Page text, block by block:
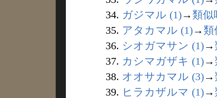
34. ガジマル (1)→ 類似
35. アタカマル (1)→ 類
36. シオガマサン (1)→
37. カシマガザキ (1)→
38. オオサカマル (3)→
39. ヒラカザルマ (1)→